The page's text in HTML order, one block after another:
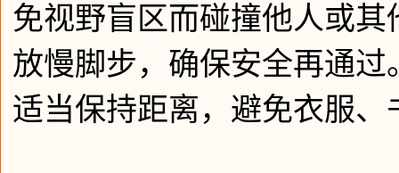
免视野盲区而碰撞他人或
放慢脚步，确保安全再通
适当保持距离，避免衣服